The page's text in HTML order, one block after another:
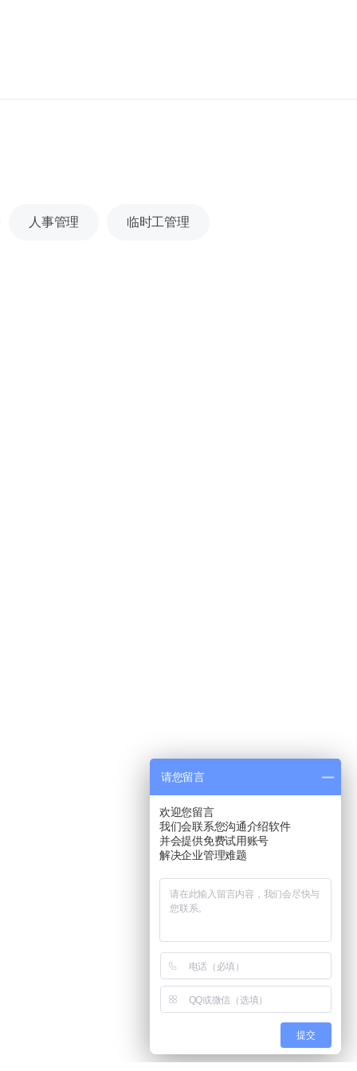
人事管理 临时工管理
请您留言
欢迎您留言
我们会联系您沟通介绍软件
并会提供免费试用账号
解决企业管理难题
提交